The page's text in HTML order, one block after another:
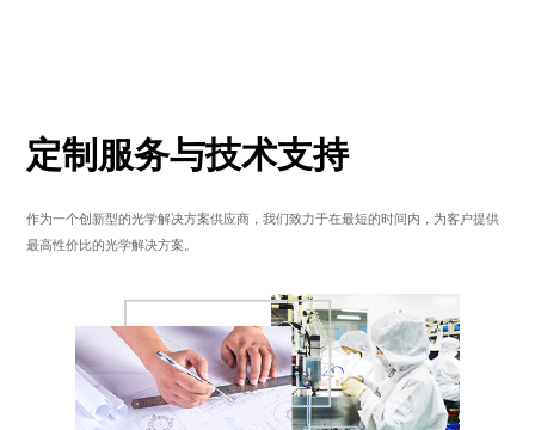
定制服务与技术支持
作为一个创新型的光学解决方案供应商，我们致力于在最短的时间内，为客户提供
最高性价比的光学解决方案。